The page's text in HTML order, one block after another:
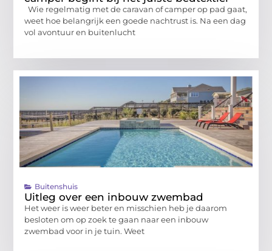
Wie regelmatig met de caravan of camper op pad gaat,
weet hoe belangrijk een goede nachtrust is. Na een dag
vol avontuur en buitenlucht
Buitenshuis
Uitleg over een inbouw zwembad
Het weer is weer beter en misschien heb je daarom
besloten om op zoek te gaan naar een inbouw
zwembad voor in je tuin. Weet